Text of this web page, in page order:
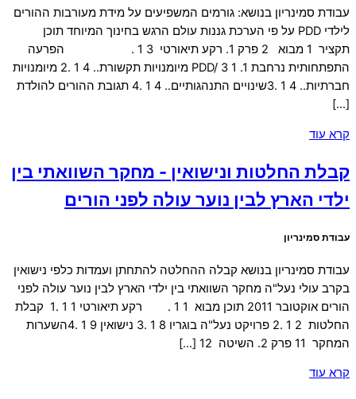
עבודת סמינריון בנושא: גורמים המשפיעים על מידת מעורבות ההורים
לילדי PDD על פי הערכת גננות עולם הרגש בחינוך המיוחד תוכן
תקציר 1 מבוא 2 פרק 1. רקע תיאורטי 3 1 . הפרעה
התפתחותית נרחבת PDD/ 3 1 .1 מיומנויות תקשורת.. 4 1 .2 מיומנויות
חברתיות.. 4 1 .3שינויים התנהגותיים.. 4 1 .4 תגובת ההורים להולדת
[…]
קרא עוד
קבלת החלטות ונישואין - מחקר השוואתי בין
ילדי הארץ לבין נוער עולה לפני הורים
עבודת סמינריון
עבודת סמינריון בנושא קבלה ההחלטה להתחתן ועמדות כלפי נישואין
בקרב עולי נעל"ה מחקר השוואתי בין ילדי הארץ לבין נוער עולה לפני
הורים אוקטובר 2011 תוכן מבוא 1 1 . רקע תיאורטי 1 1 .1 קבלת
החלטות 2 1 .2 פרויקט נעל"ה בוגריו 8 1 .3 נישואין 9 1 .4השערות
המחקר 11 פרק 2. השיטה 12 […]
קרא עוד